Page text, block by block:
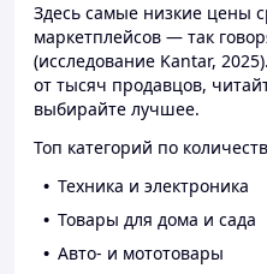
Здесь самые низкие цены
маркетплейсов — так
(исследование Kantar,
от тысяч продавцов,
выбирайте лучшее.
Топ категорий по
Техника и электроника
Товары для дома и сада
Авто- и мототовары